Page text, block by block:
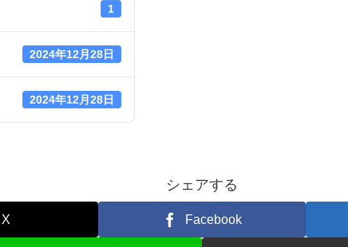
1
2024年12月28日
2024年12月28日
シェアする
X Facebook